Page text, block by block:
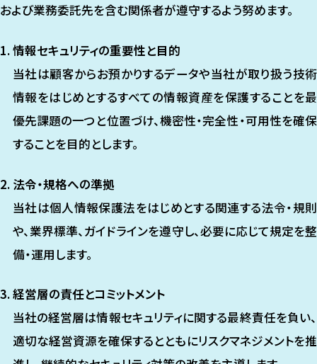
および業務委託先を含む関係者が遵守するよう努めます。
情報セキュリティの重要性と目的
当社は顧客からお預かりするデータや当社が取り扱う技術
情報をはじめとするすべての情報資産を保護することを最
優先課題の一つと位置づけ、機密性・完全性・可用性を確保
することを目的とします。
法令・規格への準拠
当社は個人情報保護法をはじめとする関連する法令・規則
や、業界標準、ガイドラインを遵守し、必要に応じて規定を整
備・運用します。
経営層の責任とコミットメント
当社の経営層は情報セキュリティに関する最終責任を負い、
適切な経営資源を確保するとともにリスクマネジメントを推